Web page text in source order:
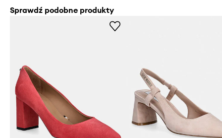
Sprawdź podobne produkty